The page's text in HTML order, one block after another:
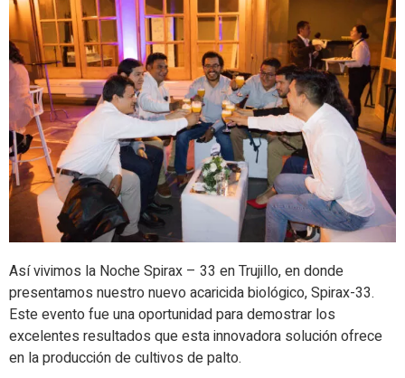
Así vivimos la Noche Spirax – 33 en Trujillo, en donde
presentamos nuestro nuevo acaricida biológico, Spirax-33.
Este evento fue una oportunidad para demostrar los
excelentes resultados que esta innovadora solución ofrece
en la producción de cultivos de palto.